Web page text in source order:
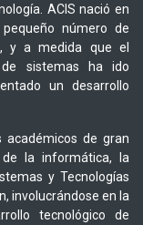
ACIS nació en
número de
y a medida que el
sistemas ha ido
un desarrollo
académicos de gran
la informática, la
y Tecnologías
involucrándose en la
tecnológico de